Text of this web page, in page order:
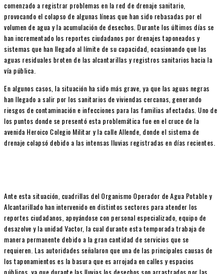
comenzado a registrar problemas en la red de drenaje sanitario,
provocando el colapso de algunas líneas que han sido rebasadas por el
volumen de agua y la acumulación de desechos. Durante los últimos días se
han incrementado los reportes ciudadanos por drenajes taponeados y
sistemas que han llegado al límite de su capacidad, ocasionando que las
aguas residuales broten de las alcantarillas y registros sanitarios hacia la
vía pública.
En algunos casos, la situación ha sido más grave, ya que las aguas negras
han llegado a salir por los sanitarios de viviendas cercanas, generando
riesgos de contaminación e infecciones para las familias afectadas. Uno de
los puntos donde se presentó esta problemática fue en el cruce de la
avenida Heroico Colegio Militar y la calle Allende, donde el sistema de
drenaje colapsó debido a las intensas lluvias registradas en días recientes.
Ante esta situación, cuadrillas del Organismo Operador de Agua Potable y
Alcantarillado han intervenido en distintos sectores para atender los
reportes ciudadanos, apoyándose con personal especializado, equipo de
desazolve y la unidad Vactor, la cual durante esta temporada trabaja de
manera permanente debido a la gran cantidad de servicios que se
requieren. Las autoridades señalaron que una de las principales causas de
los taponamientos es la basura que es arrojada en calles y espacios
públicos, ya que durante las lluvias los desechos son arrastrados por las